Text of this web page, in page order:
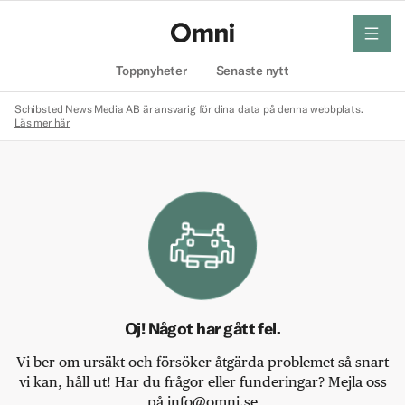
Toppnyheter Senaste nytt
meny
Schibsted News Media AB är ansvarig för dina data på denna webbplats.
Läs mer här
Oj! Något har gått fel.
Vi ber om ursäkt och försöker åtgärda problemet så snart
vi kan, håll ut! Har du frågor eller funderingar? Mejla oss